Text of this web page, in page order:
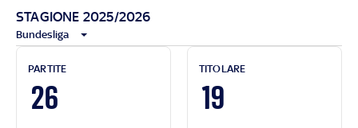
STAGIONE 2025/2026
Bundesliga
PARTITE
26
TITOLARE
19